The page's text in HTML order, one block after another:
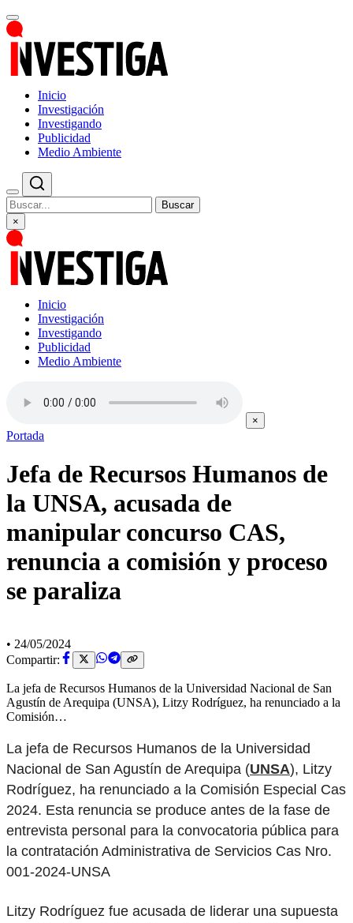
Inicio
Investigación
Investigando
Publicidad
Medio Ambiente
Buscar
×
Inicio
Investigación
Investigando
Publicidad
Medio Ambiente
×
Portada
Jefa de Recursos Humanos de
la UNSA, acusada de
manipular concurso CAS,
renuncia a comisión y proceso
se paraliza
• 24/05/2024
Compartir:
La jefa de Recursos Humanos de la Universidad Nacional de San
Agustín de Arequipa (UNSA), Litzy Rodríguez, ha renunciado a la
Comisión…
La jefa de Recursos Humanos de la Universidad
Nacional de San Agustín de Arequipa (UNSA), Litzy
Rodríguez, ha renunciado a la Comisión Especial Cas
2024. Esta renuncia se produce antes de la fase de
entrevista personal para la convocatoria pública para
la contratación Administrativa de Servicios Cas Nro.
001-2024-UNSA
Litzy Rodríguez fue acusada de liderar una supuesta